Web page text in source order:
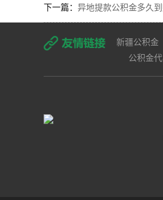
下一篇： 异地提款公积金多久到
新疆公积金
公积金